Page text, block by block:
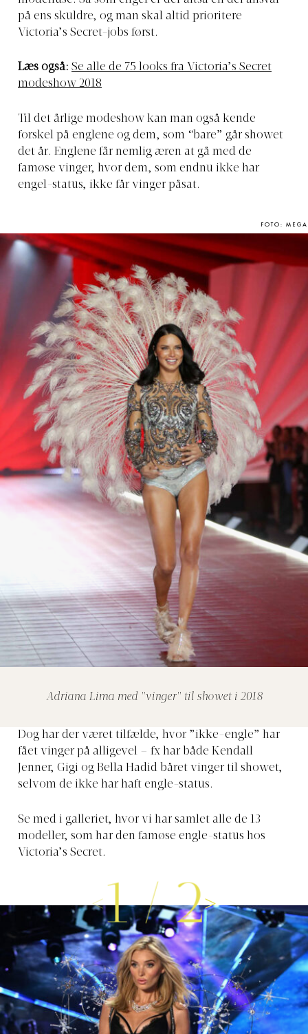
på ens skuldre, og man skal altid prioritere
Victoria’s Secret-jobs først.
Læs også: Se alle de 75 looks fra Victoria’s Secret
modeshow 2018
Til det årlige modeshow kan man også kende
forskel på englene og dem, som “bare” går showet
det år. Englene får nemlig æren at gå med de
famøse vinger, hvor dem, som endnu ikke har
engel-status, ikke får vinger påsat.
FOTO: MEGA
Adriana Lima med "vinger" til showet i 2018
Dog har der været tilfælde, hvor ”ikke-engle” har
fået vinger på alligevel – fx har både Kendall
Jenner, Gigi og Bella Hadid båret vinger til showet,
selvom de ikke har haft engle-status.
Se med i galleriet, hvor vi har samlet alle de 13
modeller, som har den famøse engle-status hos
Victoria’s Secret.
1/2